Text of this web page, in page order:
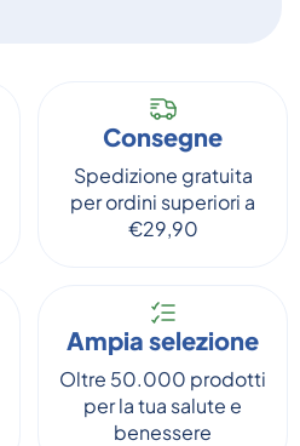
Consegne
Spedizione gratuita
per ordini superiori a
€29,90
Ampia selezione
Oltre 50.000 prodotti
per la tua salute e
benessere